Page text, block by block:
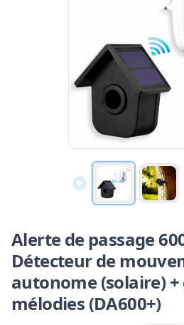
Alerte de passage
Détecteur de
autonome (solaire) +
mélodies (DA600+)